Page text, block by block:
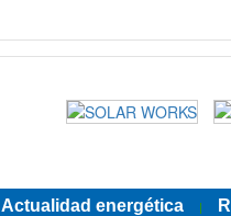
Actualidad energética |